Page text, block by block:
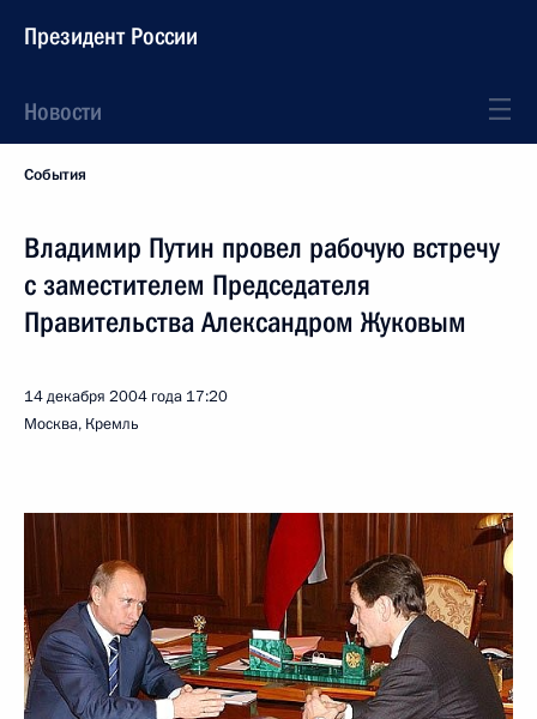
Президент России
Новости
События
Владимир Путин провел рабочую встречу
с заместителем Председателя
Правительства Александром Жуковым
14 декабря 2004 года 17:20
Москва, Кремль